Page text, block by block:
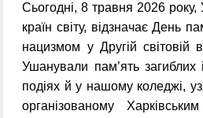
Сьогодні, 8 травня 2026 року,
країн світу, відзначає День
нацизмом у Другій світовій
Ушанували пам’ять загиблих
подіях й у нашому коледжі,
організованому